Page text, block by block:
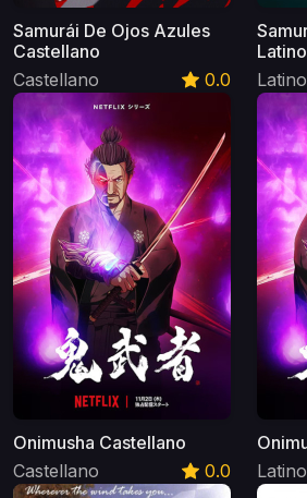
Samurái De Ojos Azules
Castellano
Castellano
0.0
Latino
Latino
Onimusha Castellano
Castellano
0.0
Latino